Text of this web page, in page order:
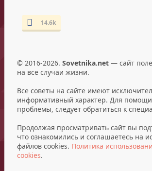
14.6k
© 2016-2026. Sovetnika.net— сайт
на все случаи жизни.
Все советы на сайте имеют
информативный характер. Для
проблемы, следует обратиться к
Продолжая просматривать сайт вы
что ознакомились и соглашаетесь на
файлов cookies. Политика
cookies.